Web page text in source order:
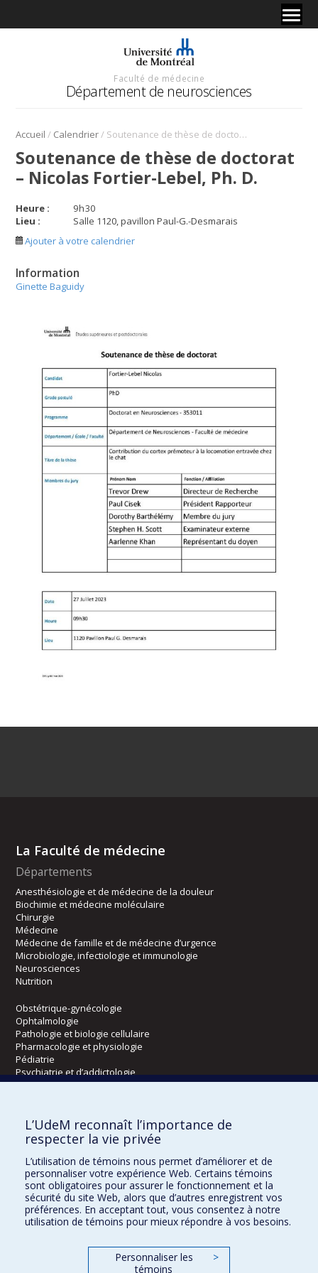
Faculté de médecine
Département de neurosciences
Accueil / Calendrier/ Soutenance de thèse de doctorat – Nicolas Fortier-Lebel, Ph. D.
Soutenance de thèse de doctorat
– Nicolas Fortier-Lebel, Ph. D.
Heure : 9h30
Lieu :
Salle 1120, pavillon Paul-G.-Desmarais
Ajouter à votre calendrier
Information
Ginette Baguidy
La Faculté de médecine
Départements
Anesthésiologie et de médecine de la douleur
Biochimie et médecine moléculaire
Chirurgie
Médecine
Médecine de famille et de médecine d’urgence
Microbiologie, infectiologie et immunologie
Neurosciences
Nutrition
Obstétrique-gynécologie
Ophtalmologie
Pathologie et biologie cellulaire
Pharmacologie et physiologie
Pédiatrie
Psychiatrie et d’addictologie
Radiologie, radio-oncologie et médecine nucléaire
Écoles
Orthophonie et audiologie
Réadaptation
Directions
L’UdeM reconnaît l’importance de
respecter la vie privée
L’utilisation de témoins nous permet d’améliorer et de
personnaliser votre expérience Web. Certains témoins
sont obligatoires pour assurer le fonctionnement et la
sécurité du site Web, alors que d’autres enregistrent vos
préférences. En acceptant tout, vous consentez à notre
utilisation de témoins pour mieux répondre à vos besoins.
Personnaliser les
témoins
>